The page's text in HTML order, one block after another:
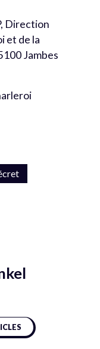
Direction
et de la
Jambes